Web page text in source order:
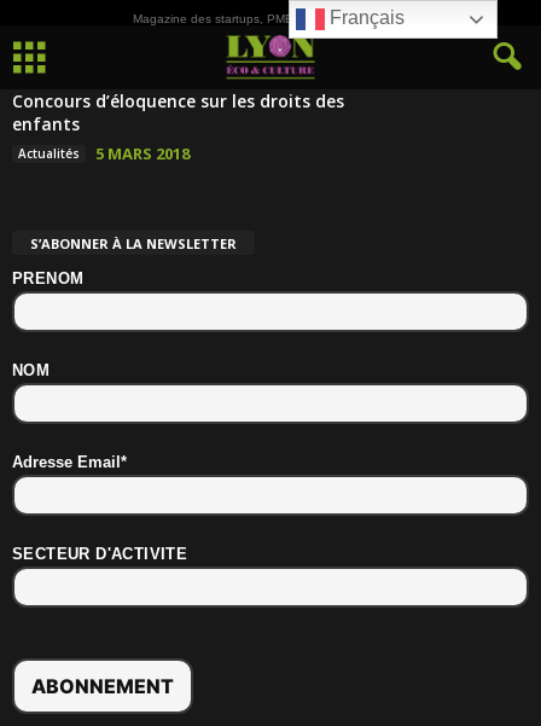
Magazine des startups, PME, ETI et de la Culture
Concours d’éloquence sur les droits des
enfants
Actualités 5 MARS 2018
S’ABONNER À LA NEWSLETTER
PRENOM
NOM
Adresse Email*
SECTEUR D'ACTIVITE
Français